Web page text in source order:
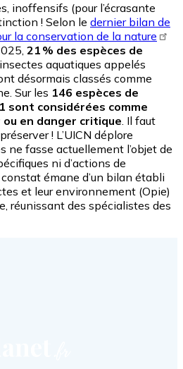
inoffensifs (pour l’écrasante
! Selon le dernier bilan de
la conservation de la nature
21 % des espèces de
aquatiques appelés
désormais classés comme
Sur les 146 espèces de
sont considérées comme
en danger critique. Il faut
! L’UICN déplore
ne fasse actuellement l’objet de
ni d’actions de
émane d’un bilan établi
et leur environnement (Opie)
réunissant des spécialistes des